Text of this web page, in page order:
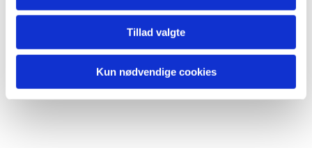
Tillad valgte
Kun nødvendige cookies